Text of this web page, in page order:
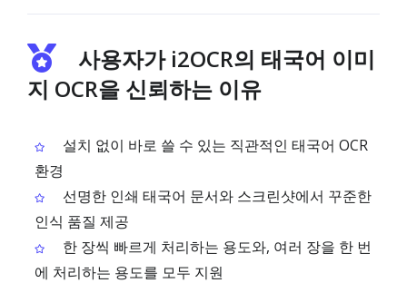
사용자가 i2OCR의 태국어 이미
지 OCR을 신뢰하는 이유
설치 없이 바로 쓸 수 있는 직관적인 태국어 OCR
환경
선명한 인쇄 태국어 문서와 스크린샷에서 꾸준한
인식 품질 제공
한 장씩 빠르게 처리하는 용도와, 여러 장을 한 번
에 처리하는 용도를 모두 지원